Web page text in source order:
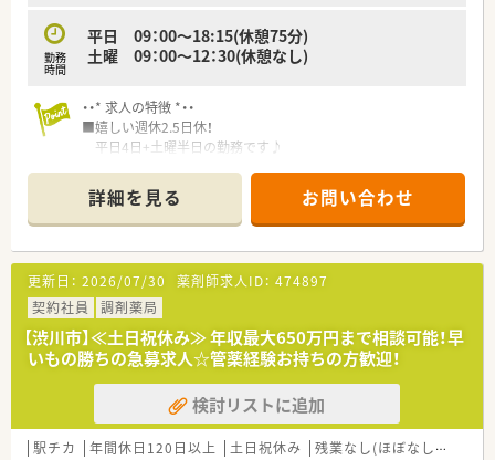
勤務
時間
平日 09：00～18:15(休憩75分)
土曜 09：00～12：30(休憩なし)
・・* 求人の特徴 *・・
■嬉しい週休2.5日休！
平日4日+土曜半日の勤務です♪
残業もほぼなく、ライフスタイル重視の方にオススメ☆
■年間休日も120日以上ございます♪
家庭と仕事のバランスをとって長期就業頂くことが可能な就
業環境です！
・・* 企業の特徴 *・・
■渋川市で1店舗運営している個人薬局になります。
■社長も薬剤師のため風通しの良い職場環境です。
■福利厚生で専門書籍の購入、e-ラーニングの補助もございま
す。
詳細を見る お問い合わせ
更新日： 2026/07/30 薬剤師求人ID： 474897
契約社員
調剤薬局
【渋川市】≪土日祝休み≫ 年収最大650万円まで相談可能！早
いもの勝ちの急募求人☆管薬経験お持ちの方歓迎！
検討リストに追加
駅チカ 年間休日120日以上 土日祝休み 残業なし(ほぼなし含む)